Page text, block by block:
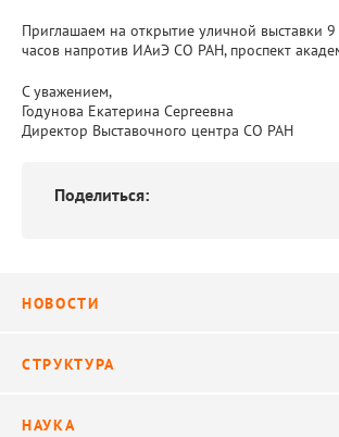
Приглашаем на открытие уличной выставки
часов напротив ИАиЭ СО РАН, проспект
С уважением,
Годунова Екатерина Сергеевна
Директор Выставочного центра СО РАН
Поделиться:
НОВОСТИ
Видео
СТРУКТУРА
НАУКА